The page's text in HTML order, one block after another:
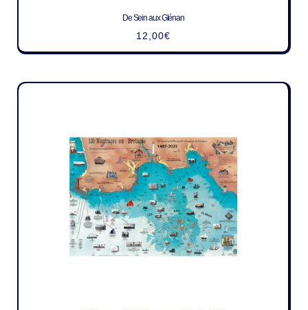
De Sein aux Glénan
12,00€